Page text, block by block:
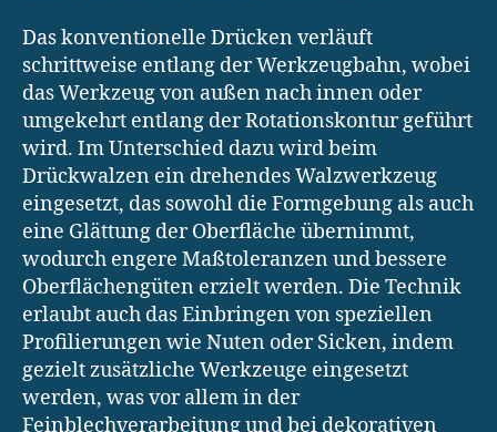
Das konventionelle Drücken verläuft
schrittweise entlang der Werkzeugbahn, wobei
das Werkzeug von außen nach innen oder
umgekehrt entlang der Rotationskontur geführt
wird. Im Unterschied dazu wird beim
Drückwalzen ein drehendes Walzwerkzeug
eingesetzt, das sowohl die Formgebung als auch
eine Glättung der Oberfläche übernimmt,
wodurch engere Maßtoleranzen und bessere
Oberflächengüten erzielt werden. Die Technik
erlaubt auch das Einbringen von speziellen
Profilierungen wie Nuten oder Sicken, indem
gezielt zusätzliche Werkzeuge eingesetzt
werden, was vor allem in der
Feinblechverarbeitung und bei dekorativen